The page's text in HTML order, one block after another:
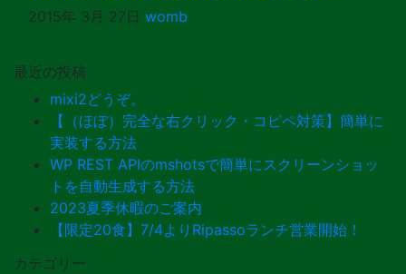
2015年 3月 27日 womb
最近の投稿
mixi2どうぞ。
【（ほぼ）完全な右クリック・コピペ対策】簡単に
実装する方法
WP REST APIのmshotsで簡単にスクリーンショッ
トを自動生成する方法
2023夏季休暇のご案内
【限定20食】7/4よりRipassoランチ営業開始！
カテゴリー